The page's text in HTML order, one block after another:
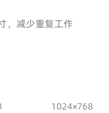
，减少重复工作
1024×768